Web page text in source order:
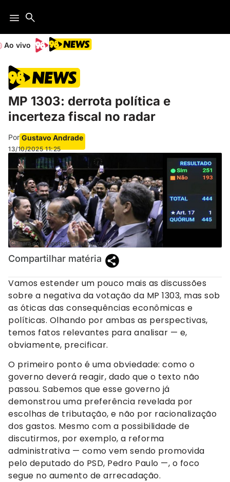
Ao vivo
MP 1303: derrota política e
incerteza fiscal no radar
Por Gustavo Andrade
13/10/2025 11:25
(Câmara dos Deputados/Divulgação)
Compartilhar matéria
Vamos estender um pouco mais as discussões
sobre a negativa da votação da MP 1303, mas sob
as óticas das consequências econômicas e
políticas. Olhando por ambas as perspectivas,
temos fatos relevantes para analisar — e,
obviamente, precificar.
O primeiro ponto é uma obviedade: como o
governo deverá reagir, dado que o texto não
passou. Sabemos que esse governo já
demonstrou uma preferência revelada por
escolhas de tributação, e não por racionalização
dos gastos. Mesmo com a possibilidade de
discutirmos, por exemplo, a reforma
administrativa — como vem sendo promovida
pelo deputado do PSD, Pedro Paulo —, o foco
segue no aumento de arrecadação.